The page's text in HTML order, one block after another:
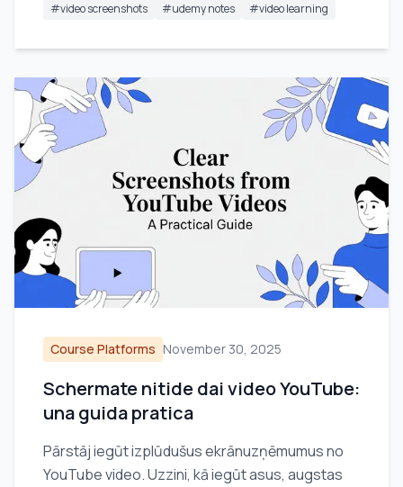
#video screenshots #udemy notes #video learning
Course Platforms November 30, 2025
Schermate nitide dai video YouTube:
una guida pratica
Pārstāj iegūt izplūdušus ekrānuzņēmumus no
YouTube video. Uzzini, kā iegūt asus, augstas